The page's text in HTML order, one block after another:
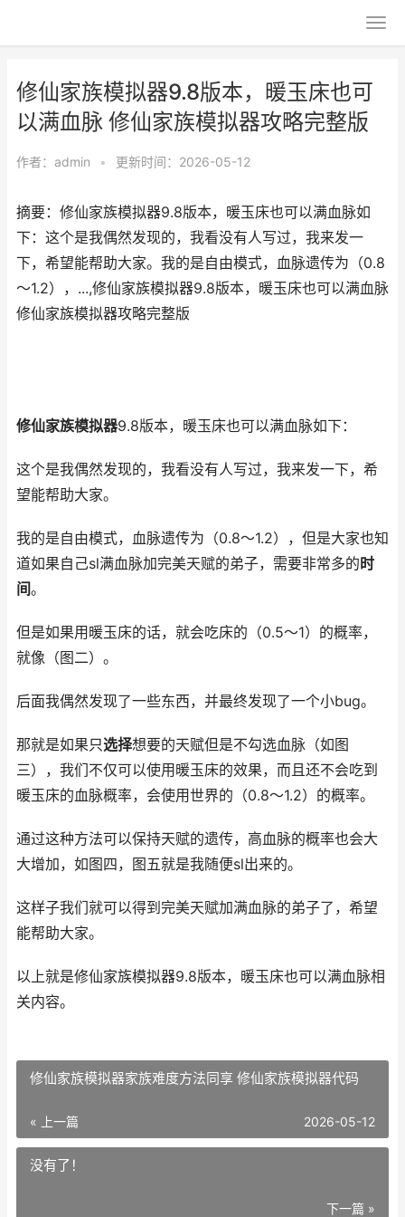
修仙家族模拟器9.8版本，暖玉床也可
以满血脉 修仙家族模拟器攻略完整版
作者： admin • 更新时间：2026-05-12
摘要：修仙家族模拟器9.8版本，暖玉床也可以满血脉如
下：这个是我偶然发现的，我看没有人写过，我来发一
下，希望能帮助大家。我的是自由模式，血脉遗传为（0.8
～1.2），...,修仙家族模拟器9.8版本，暖玉床也可以满血脉
修仙家族模拟器攻略完整版
修仙家族模拟器9.8版本，暖玉床也可以满血脉如下：
这个是我偶然发现的，我看没有人写过，我来发一下，希
望能帮助大家。
我的是自由模式，血脉遗传为（0.8～1.2），但是大家也知
道如果自己sl满血脉加完美天赋的弟子，需要非常多的时
间。
但是如果用暖玉床的话，就会吃床的（0.5～1）的概率，
就像（图二）。
后面我偶然发现了一些东西，并最终发现了一个小bug。
那就是如果只选择想要的天赋但是不勾选血脉（如图
三），我们不仅可以使用暖玉床的效果，而且还不会吃到
暖玉床的血脉概率，会使用世界的（0.8～1.2）的概率。
通过这种方法可以保持天赋的遗传，高血脉的概率也会大
大增加，如图四，图五就是我随便sl出来的。
这样子我们就可以得到完美天赋加满血脉的弟子了，希望
能帮助大家。
以上就是修仙家族模拟器9.8版本，暖玉床也可以满血脉相
关内容。
修仙家族模拟器家族难度方法同享 修仙家族模拟器代码
« 上一篇 2026-05-12
没有了！
下一篇 »